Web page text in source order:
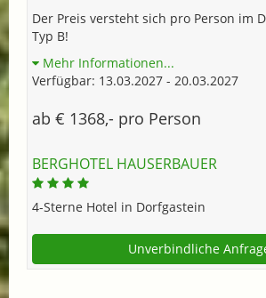
Der Preis versteht sich pro Person im
Typ B!
Mehr Informationen...
Verfügbar: 13.03.2027 - 20.03.2027
ab € 1368,- pro Person
BERGHOTEL HAUSERBAUER
4-Sterne Hotel in Dorfgastein
Unverbindliche